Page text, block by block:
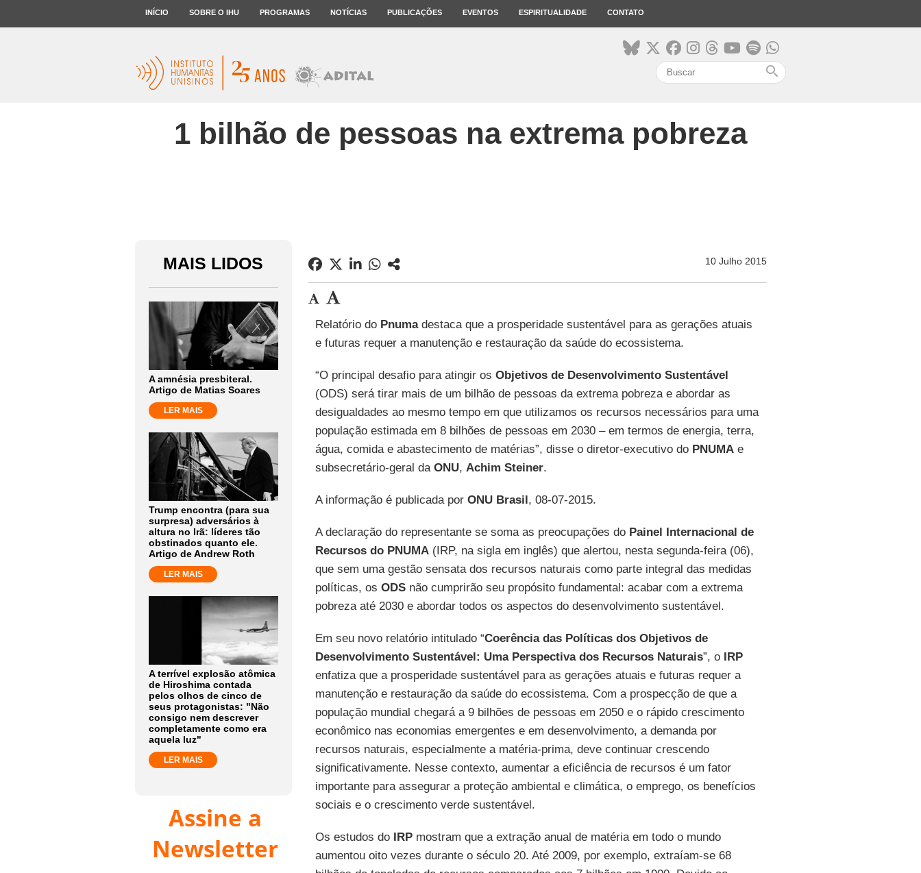
INÍCIO SOBRE O IHU PROGRAMAS NOTÍCIAS PUBLICAÇÕES EVENTOS ESPIRITUALIDADE CONTATO
search
1 bilhão de pessoas na extrema pobreza
MAIS LIDOS
A amnésia presbiteral.
Artigo de Matias Soares
LER MAIS
Trump encontra (para sua
surpresa) adversários à
altura no Irã: líderes tão
obstinados quanto ele.
Artigo de Andrew Roth
LER MAIS
A terrível explosão atômica
de Hiroshima contada
pelos olhos de cinco de
seus protagonistas: "Não
consigo nem descrever
completamente como era
aquela luz"
LER MAIS
Assine a
Newsletter
10 Julho 2015
Relatório do Pnumadestaca que a prosperidade sustentável para as gerações atuais
e futuras requer a manutenção e restauração da saúde do ecossistema.
“O principal desafio para atingir os Objetivos de Desenvolvimento Sustentável
(ODS) será tirar mais de um bilhão de pessoas da extrema pobreza e abordar as
desigualdades ao mesmo tempo em que utilizamos os recursos necessários para uma
população estimada em 8 bilhões de pessoas em 2030 – em termos de energia, terra,
água, comida e abastecimento de matérias”, disse o diretor-executivo do PNUMAe
subsecretário-geral da ONU, Achim Steiner.
A informação é publicada por ONU Brasil, 08-07-2015.
A declaração do representante se soma as preocupações do Painel Internacional de
Recursos do PNUMA(IRP, na sigla em inglês) que alertou, nesta segunda-feira (06),
que sem uma gestão sensata dos recursos naturais como parte integral das medidas
políticas, os ODSnão cumprirão seu propósito fundamental: acabar com a extrema
pobreza até 2030 e abordar todos os aspectos do desenvolvimento sustentável.
Em seu novo relatório intitulado “Coerência das Políticas dos Objetivos de
Desenvolvimento Sustentável: Uma Perspectiva dos Recursos Naturais”, o IRP
enfatiza que a prosperidade sustentável para as gerações atuais e futuras requer a
manutenção e restauração da saúde do ecossistema. Com a prospecção de que a
população mundial chegará a 9 bilhões de pessoas em 2050 e o rápido crescimento
econômico nas economias emergentes e em desenvolvimento, a demanda por
recursos naturais, especialmente a matéria-prima, deve continuar crescendo
significativamente. Nesse contexto, aumentar a eficiência de recursos é um fator
importante para assegurar a proteção ambiental e climática, o emprego, os benefícios
sociais e o crescimento verde sustentável.
Os estudos doIRPmostram que a extração anual de matéria em todo o mundo
aumentou oito vezes durante o século 20. Até 2009, por exemplo, extraíam-se 68